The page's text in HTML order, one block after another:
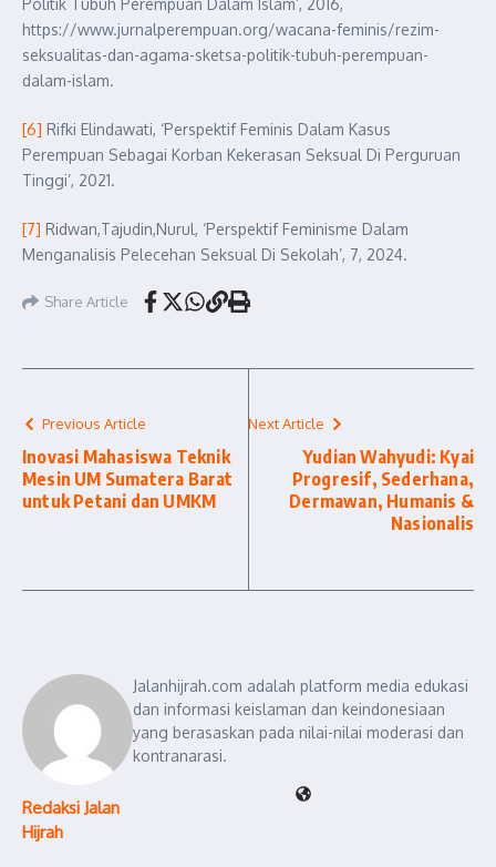
Politik Tubuh Perempuan Dalam Islam’, 2016,
https://www.jurnalperempuan.org/wacana-feminis/rezim-
seksualitas-dan-agama-sketsa-politik-tubuh-perempuan-
dalam-islam.
[6] Rifki Elindawati, ‘Perspektif Feminis Dalam Kasus
Perempuan Sebagai Korban Kekerasan Seksual Di Perguruan
Tinggi’, 2021.
[7] Ridwan,Tajudin,Nurul, ‘Perspektif Feminisme Dalam
Menganalisis Pelecehan Seksual Di Sekolah’, 7, 2024.
Share Article
Previous Article
Inovasi Mahasiswa Teknik
Mesin UM Sumatera Barat
untuk Petani dan UMKM
Next Article
Yudian Wahyudi: Kyai
Progresif, Sederhana,
Dermawan, Humanis &
Nasionalis
Redaksi Jalan
Hijrah
Jalanhijrah.com adalah platform media edukasi
dan informasi keislaman dan keindonesiaan
yang berasaskan pada nilai-nilai moderasi dan
kontranarasi.